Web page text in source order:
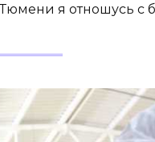
я отношусь